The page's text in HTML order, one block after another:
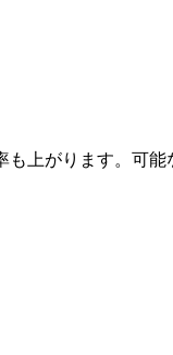
も上がります。可